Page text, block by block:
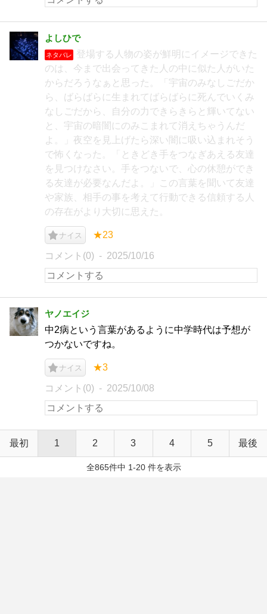
よしひで
ネタバレ
登場する人物の姿が鮮明にイメージできた
のは、今まで出会ってきた人の中に似た人がいた
からだろうなぁと思った。「宇宙のみなしごだか
ら、ばらばらに生まれてばらばらに死んでいくみ
なしごだから、自分の力できらきらと輝いてない
と、宇宙の暗闇にのみこまれて消えちゃうんだ
よ。」夜空を見上げたら深い闇に吸い込まれそう
で怖くなった。「ときどき手をつなぎあえる友達
を見つけなさい。手をつないで、心の休憩ができ
る友達が必要なんだよ。」この言葉を聞いて友達
や家族、相手の事を考えて行動できる信頼する人
の存在がより大切に思えた。
ナイス ★23
コメント(0) 2025/10/16
ヤノエイジ
中2病という言葉があるように中学時代は予想が
つかないですね。
ナイス ★3
コメント(0) 2025/10/08
最初 1 2 3 4 5 最後
全865件中 1-20 件を表示